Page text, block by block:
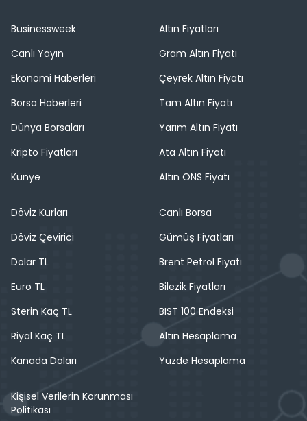
Businessweek
Canlı Yayın
Ekonomi Haberleri
Borsa Haberleri
Dünya Borsaları
Kripto Fiyatları
Künye
Altın Fiyatları
Gram Altın Fiyatı
Çeyrek Altın Fiyatı
Tam Altın Fiyatı
Yarım Altın Fiyatı
Ata Altın Fiyatı
Altın ONS Fiyatı
Döviz Kurları
Döviz Çevirici
Dolar TL
Euro TL
Sterin Kaç TL
Riyal Kaç TL
Kanada Doları
Canlı Borsa
Gümüş Fiyatları
Brent Petrol Fiyatı
Bilezik Fiyatları
BIST 100 Endeksi
Altın Hesaplama
Yüzde Hesaplama
Kişisel Verilerin Korunması
Politikası